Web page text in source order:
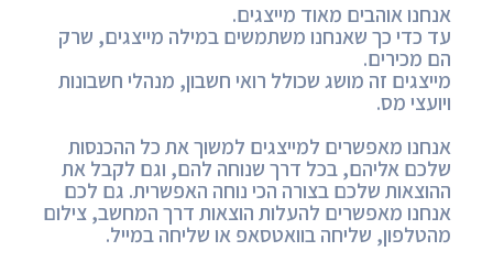
אנחנו אוהבים מאוד מייצגים.
עד כדי כך שאנחנו משתמשים במילה מייצגים, שרק
הם מכירים.
מייצגים זה מושג שכולל רואי חשבון, מנהלי חשבונות
ויועצי מס.
אנחנו מאפשרים למייצגים למשוך את כל ההכנסות
שלכם אליהם, בכל דרך שנוחה להם, וגם לקבל את
ההוצאות שלכם בצורה הכי נוחה האפשרית. גם לכם
אנחנו מאפשרים להעלות הוצאות דרך המחשב, צילום
מהטלפון, שליחה בוואטסאפ או שליחה במייל.